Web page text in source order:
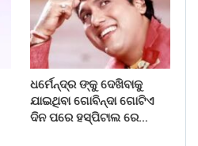
ଧର୍ମେନ୍ଦ୍ର ଙ୍କୁ ଦେଖିବାକୁ
ଯାଇଥିବା ଗୋବିନ୍ଦା ଗୋଟିଏ
ଦିନ ପରେ ହସ୍ପିଟାଲ ରେ…